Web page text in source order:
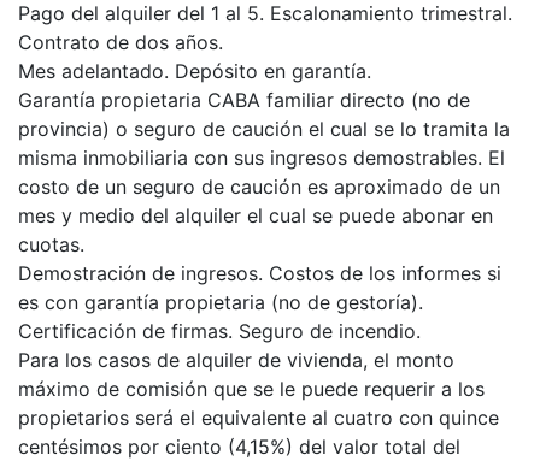
Pago del alquiler del 1 al 5. Escalonamiento trimestral.
Contrato de dos años.
Mes adelantado. Depósito en garantía.
Garantía propietaria CABA familiar directo (no de
provincia) o seguro de caución el cual se lo tramita la
misma inmobiliaria con sus ingresos demostrables. El
costo de un seguro de caución es aproximado de un
mes y medio del alquiler el cual se puede abonar en
cuotas.
Demostración de ingresos. Costos de los informes si
es con garantía propietaria (no de gestoría).
Certificación de firmas. Seguro de incendio.
Para los casos de alquiler de vivienda, el monto
máximo de comisión que se le puede requerir a los
propietarios será el equivalente al cuatro con quince
centésimos por ciento (4,15%) del valor total del